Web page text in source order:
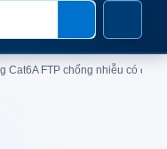
Cat6A FTP chống nhiễu có đuôi